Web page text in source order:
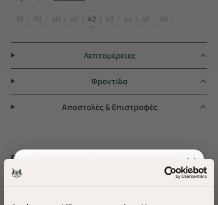
38 39 40 41 42 43 44 45 46
Λεπτομέρειες
Φροντiδα
Αποστολές & Επιστροφές
ΠΡΟΤΕΙΝΟΥΜΕ ΓΙΑ ΕΣΑΣ